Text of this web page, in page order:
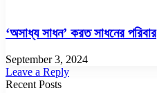
‘অসাধ্য সাধন’ করত সাধনের পরিবার
September 3, 2024
Leave a Reply
Recent Posts